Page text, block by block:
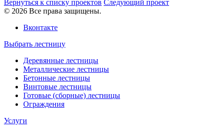
Вернуться к списку проектов Следующий проект
© 2026 Все права защищены.
Вконтакте
Выбрать лестницу
Деревянные лестницы
Металлические лестницы
Бетонные лестницы
Винтовые лестницы
Готовые (сборные) лестницы
Ограждения
Услуги